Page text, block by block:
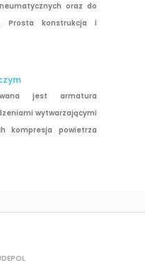
oraz do
Prosta konstrukcja i
jest armatura
wytwarzającymi
kompresja powietrza